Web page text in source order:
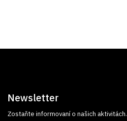
Newsletter
Zostaňte informovaní o našich aktivitách.